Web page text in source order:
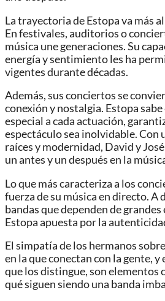
La trayectoria de Estopa va más
En festivales, auditorios o
música une generaciones. Su
energía y sentimiento les ha
vigentes durante décadas.
Además, sus conciertos se
conexión y nostalgia. Estopa
especial a cada actuación,
espectáculo sea inolvidable. Con
raíces y modernidad, David y
un antes y un después en la
Lo que más caracteriza a los
fuerza de su música en directo. A
bandas que dependen de
Estopa apuesta por la
El simpatía de los hermanos
en la que conectan con la gente,
que los distingue, son elementos
qué siguen siendo una banda